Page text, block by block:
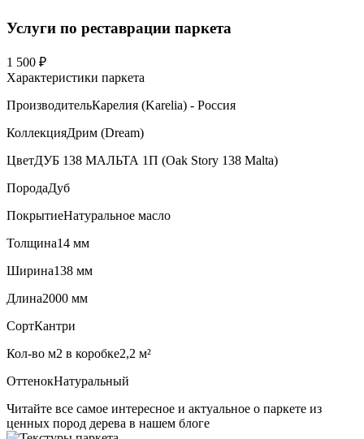
Услуги по реставрации паркета
1 500 ₽
Характеристики паркета
ПроизводительКарелия (Karelia) - Россия
КоллекцияДрим (Dream)
ЦветДУБ 138 МАЛЬТА 1П (Oak Story 138 Malta)
ПородаДуб
ПокрытиеНатуральное масло
Толщина14 мм
Ширина138 мм
Длина2000 мм
СортКантри
Кол-во м2 в коробке2,2 м²
ОттенокНатуральный
Читайте все самое интересное и актуальное о паркете из
ценных пород дерева в нашем блоге